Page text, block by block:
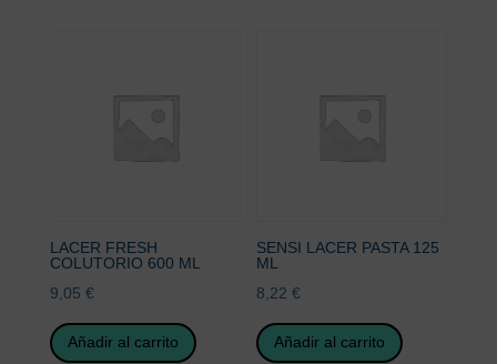
LACER FRESH
COLUTORIO 600 ML
9,05 €
Añadir al carrito
SENSI LACER PASTA 125
ML
8,22€
Añadir al carrito